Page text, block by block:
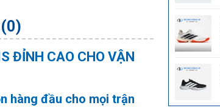
ĐỈNH CAO CHO VẬN
hàng đầu cho mọi trận